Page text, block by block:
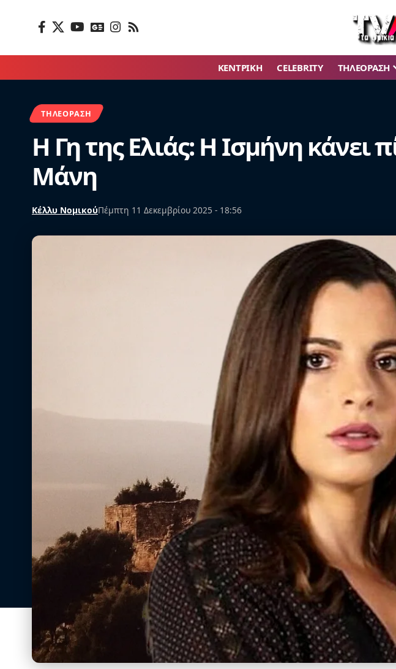
ΚΕΝΤΡΙΚΗ CELEBRITY ΤΗΛΕΟΡΑΣΗ
ΤΗΛΕΌΡΑΣΗ
Η Γη της Ελιάς: Η Ισμήνη κάνει
Μάνη
Κέλλυ ΝομικούΠέμπτη 11 Δεκεμβρίου 2025 - 18:56